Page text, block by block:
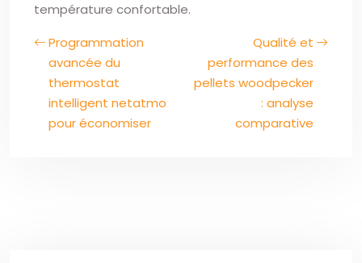
température confortable.
Programmation
avancée du
thermostat
intelligent netatmo
pour économiser
Qualité et
performance des
pellets woodpecker
: analyse
comparative